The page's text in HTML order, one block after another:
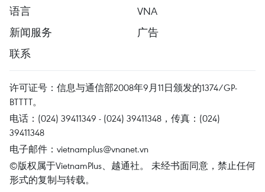
语言
VNA
新闻服务
广告
联系
许可证号：信息与通信部2008年9月11日颁发的1374/GP-
BTTTT。
电话：(024) 39411349 - (024) 39411348，传真：(024)
39411348
电子邮件： vietnamplus@vnanet.vn
©版权属于VietnamPlus、越通社。 未经书面同意，禁止任何
形式的复制与转载。